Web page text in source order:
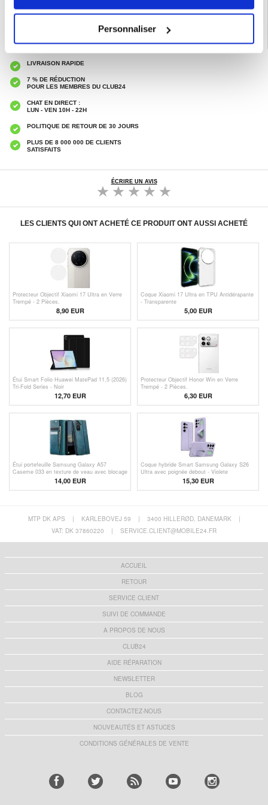
Personnaliser
LIVRAISON RAPIDE
7 % DE RÉDUCTION
POUR LES MEMBRES DU CLUB24
CHAT EN DIRECT :
LUN - VEN 10H - 22H
POLITIQUE DE RETOUR DE 30 JOURS
PLUS DE 8 000 000 DE CLIENTS
SATISFAITS
ÉCRIRE UN AVIS
LES CLIENTS QUI ONT ACHETÉ CE PRODUIT ONT AUSSI ACHETÉ
Protecteur Objectif Xiaomi 17 Ultra en Verre
Trempé - 2 Pièces.
8,90 EUR
Coque Xiaomi 17 Ultra en TPU Antidérapante
- Transparente
5,00EUR
Étui Smart Folio Huawei MatePad 11.5 (2026)
Tri-Fold Series - Noir
12,70EUR
Protecteur Objectif Honor Win en Verre
Trempé - 2 Pièces.
6,30EUR
Étui portefeuille Samsung Galaxy A57
Caseme 033 en texture de veau avec blocage
14,00 EUR
Coque hybride Smart Samsung Galaxy S26
Ultra avec poignée debout - Violete
15,30EUR
MTP DK APS | KARLEBOVEJ 59 | 3400 HILLERØD, DANEMARK
|
VAT: DK 37860220
| SERVICE.CLIENT@MOBILE24.FR
ACCUEIL
RETOUR
SERVICE CLIENT
SUIVI DE COMMANDE
A PROPOS DE NOUS
CLUB24
AIDE RÉPARATION
NEWSLETTER
BLOG
CONTACTEZ-NOUS
NOUVEAUTÉS ET ASTUCES
CONDITIONS GÉNÉRALES DE VENTE